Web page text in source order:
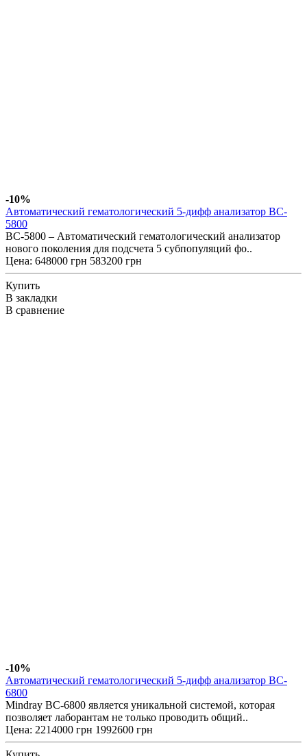
-10%
Автоматический гематологический 5-дифф анализатор BC-
5800
BC-5800 – Автоматический гематологический анализатор
нового поколения для подсчета 5 субпопуляций фо..
Цена: 648000 грн 583200 грн
Купить
В закладки
В сравнение
-10%
Автоматический гематологический 5-дифф анализатор BC-
6800
Mindray BC-6800 является уникальной системой, которая
позволяет лаборантам не только проводить общий..
Цена: 2214000 грн 1992600 грн